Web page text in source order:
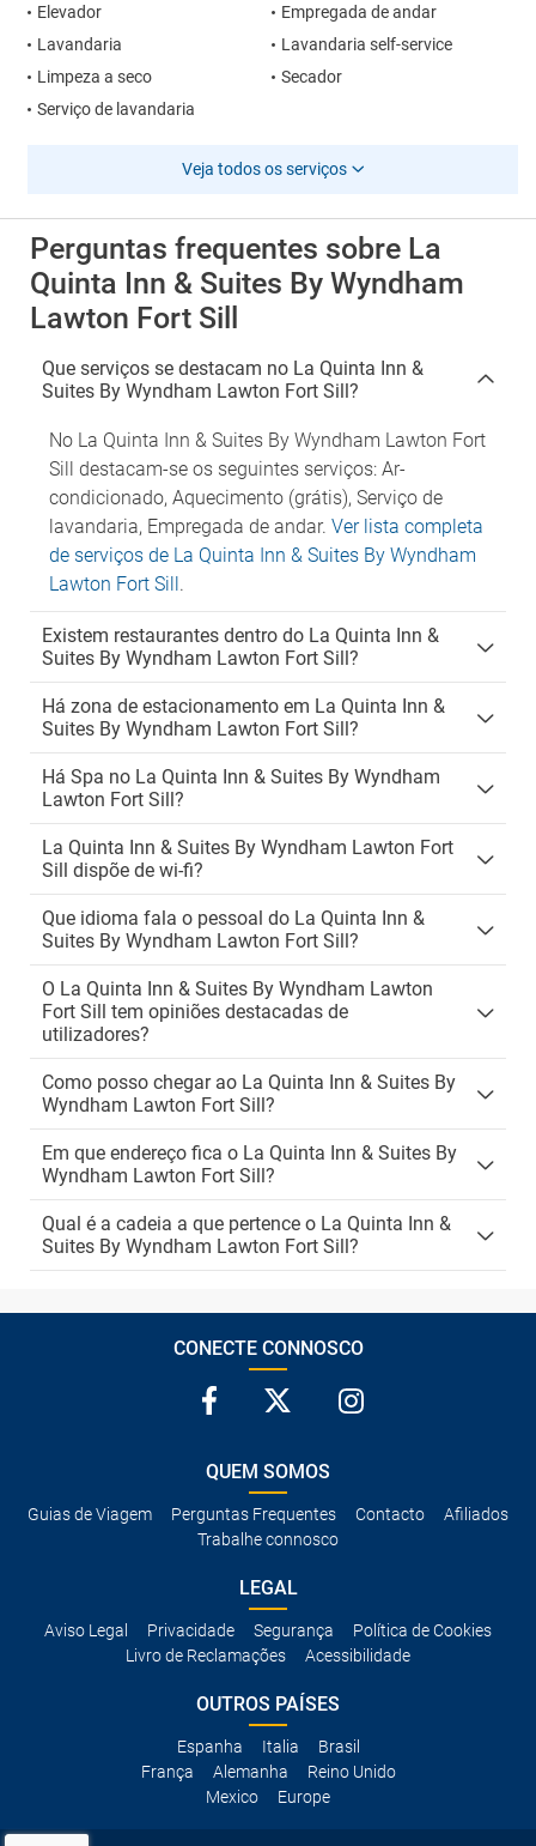
Elevador
Empregada de andar
Lavandaria
Lavandaria self-service
Limpeza a seco
Secador
Serviço de lavandaria
Veja todos os serviços
Perguntas frequentes sobre La
Quinta Inn & Suites By Wyndham
Lawton Fort Sill
Que serviços se destacam no La Quinta Inn &
Suites By Wyndham Lawton Fort Sill?
No La Quinta Inn & Suites By Wyndham Lawton Fort
Sill destacam-se os seguintes serviços: Ar-
condicionado, Aquecimento (grátis), Serviço de
lavandaria, Empregada de andar. Ver lista completa
de serviços de La Quinta Inn & Suites By Wyndham
Lawton Fort Sill.
Existem restaurantes dentro do La Quinta Inn &
Suites By Wyndham Lawton Fort Sill?
Há zona de estacionamento em La Quinta Inn &
Suites By Wyndham Lawton Fort Sill?
Há Spa no La Quinta Inn & Suites By Wyndham
Lawton Fort Sill?
La Quinta Inn & Suites By Wyndham Lawton Fort
Sill dispõe de wi-fi?
Que idioma fala o pessoal do La Quinta Inn &
Suites By Wyndham Lawton Fort Sill?
O La Quinta Inn & Suites By Wyndham Lawton
Fort Sill tem opiniões destacadas de
utilizadores?
Como posso chegar ao La Quinta Inn & Suites By
Wyndham Lawton Fort Sill?
Em que endereço fica o La Quinta Inn & Suites By
Wyndham Lawton Fort Sill?
Qual é a cadeia a que pertence o La Quinta Inn &
Suites By Wyndham Lawton Fort Sill?
CONECTE CONNOSCO
QUEM SOMOS
Guias de Viagem Perguntas Frequentes Contacto
Afiliados
Trabalhe connosco
LEGAL
Aviso Legal Privacidade Segurança
Política de Cookies
Livro de Reclamações
Acessibilidade
OUTROS PAÍSES
Espanha Italia
Brasil
França
Alemanha
Reino Unido
Mexico
Europe